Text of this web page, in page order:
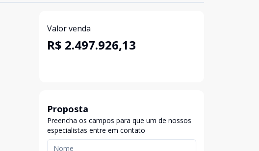
Valor venda
R$ 2.497.926,13
Proposta
Preencha os campos para que um de nossos
especialistas entre em contato